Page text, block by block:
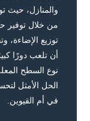
والمنازل، حيث
من خلال توفير
توزيع
أن تلعب دورًا
نوع السطح
الحل الأمثل
في أم القيوين.